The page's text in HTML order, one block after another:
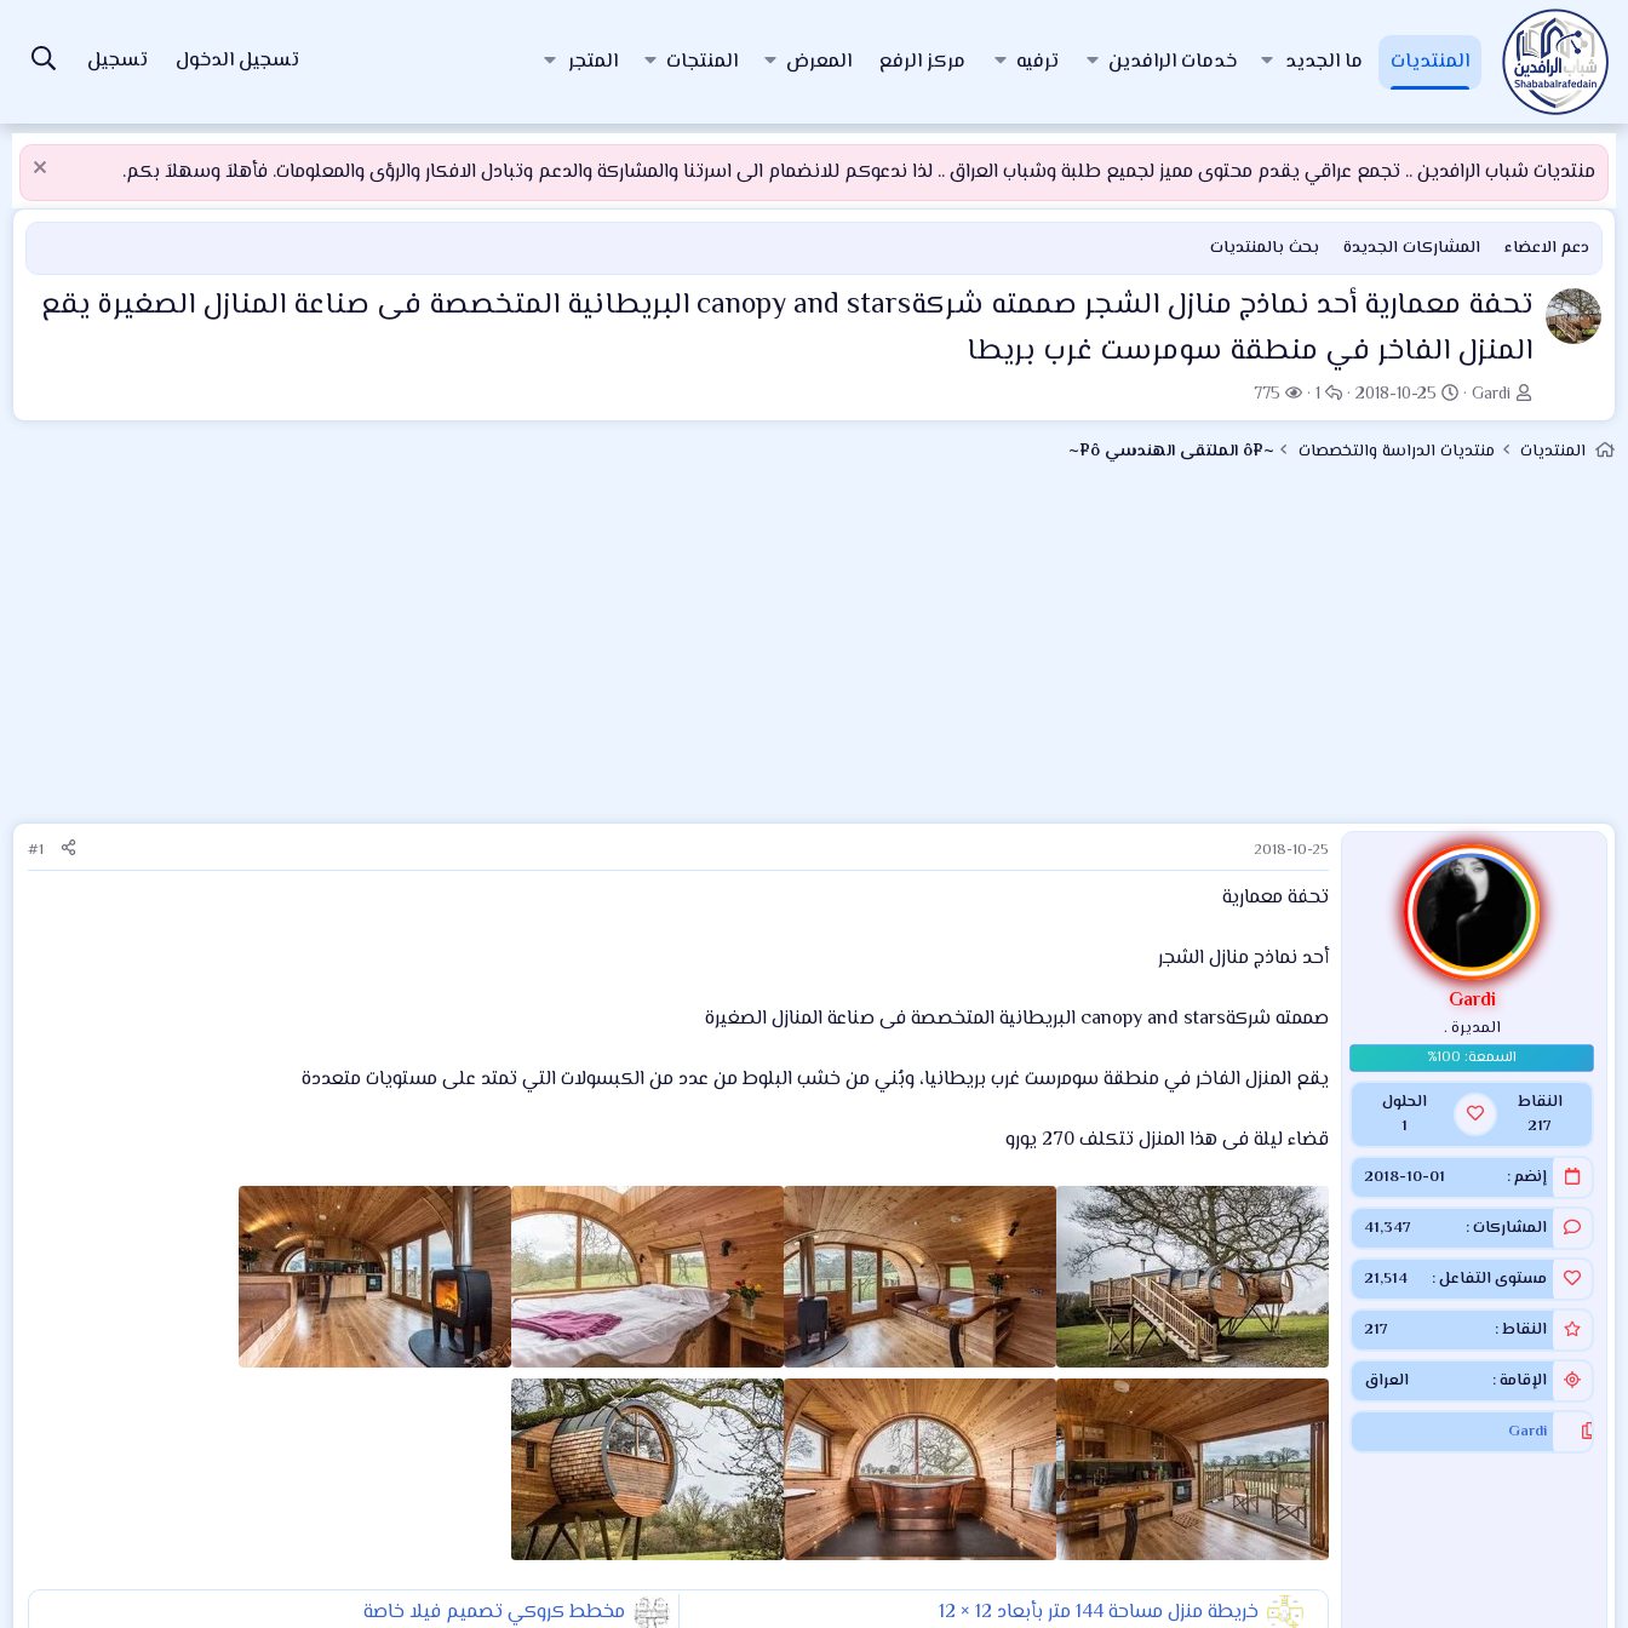
المنتديات ما الجديد خدمات الرافدين ترفيه مركز الرفع المعرض المنتجات المتجر تسجيل الدخول تسجيل
منتديات شباب الرافدين .. تجمع عراقي يقدم محتوى مميز لجميع طلبة وشباب العراق .. لذا ندعوكم للانضمام الى اسرتنا والمشاركة والدعم وتبادل الافكار والرؤى والمعلومات. فأهلاَ وسهلاَ بكم.
دعم الاعضاء المشاركات الجديدة بحث بالمنتديات
تحفة معمارية أحد نماذج منازل الشجر صممته شركةcanopy and stars البريطانية المتخصصة فى صناعة المنازل الصغيرة يقع
المنزل الفاخر في منطقة سومرست غرب بريطا
ب
ا
د
Gardi
ت
ا
ر
2018-10-25
ا
ل
ر
1
ا
ل
م
775
المنتديات منتديات الدراسة والتخصصات ~¤ô الملتقى الهندسي ô¤~
Gardi
المديرة .
النقاط
217
الحلول
1
إنضم 2018-10-01
المشاركات 41,347
مستوى التفاعل 21,514
النقاط 217
الإقامة العراق
Gardi
2018-10-25
#1
تحفة معمارية
أحد نماذج منازل الشجر
صممته شركةcanopy and stars البريطانية المتخصصة فى صناعة المنازل الصغيرة
يقع المنزل الفاخر في منطقة سومرست غرب بريطانيا، وبُني من خشب البلوط من عدد من الكبسولات التي تمتد على مستويات متعددة
قضاء ليلة فى هذا المنزل تتكلف 270 يورو
خريطة منزل مساحة 144 متر بأبعاد 12 × 12 مخطط كروكي تصميم فيلا خاصة